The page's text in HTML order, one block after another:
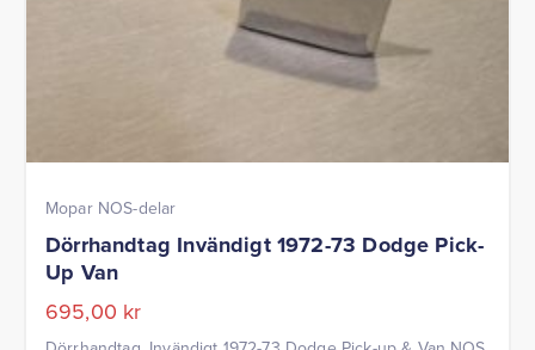
Mopar NOS-delar
Dörrhandtag Invändigt 1972-73 Dodge Pick-
Up Van
695,00 kr